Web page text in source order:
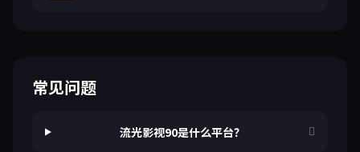
常见问题
流光影视90是什么平台？